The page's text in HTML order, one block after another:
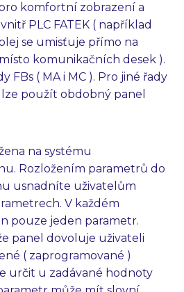
komfortní zobrazení a
PLC FATEK ( například
se umisťuje přímo na
komunikačních desek ).
FBs ( MA i MC ). Pro jiné řady
lze použít obdobný panel
na systému
Rozložením parametrů do
usnadníte uživatelům
V každém
pouze jeden parametr.
panel dovoluje uživateli
( zaprogramované )
určit u zadávané hodnoty